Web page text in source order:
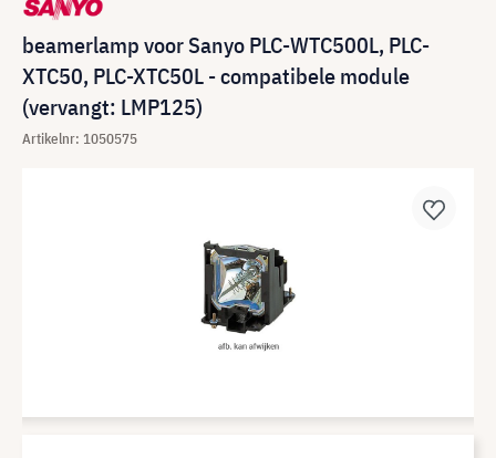
beamerlamp voor Sanyo PLC-WTC500L, PLC-
XTC50, PLC-XTC50L - compatibele module
(vervangt: LMP125)
Artikelnr: 1050575